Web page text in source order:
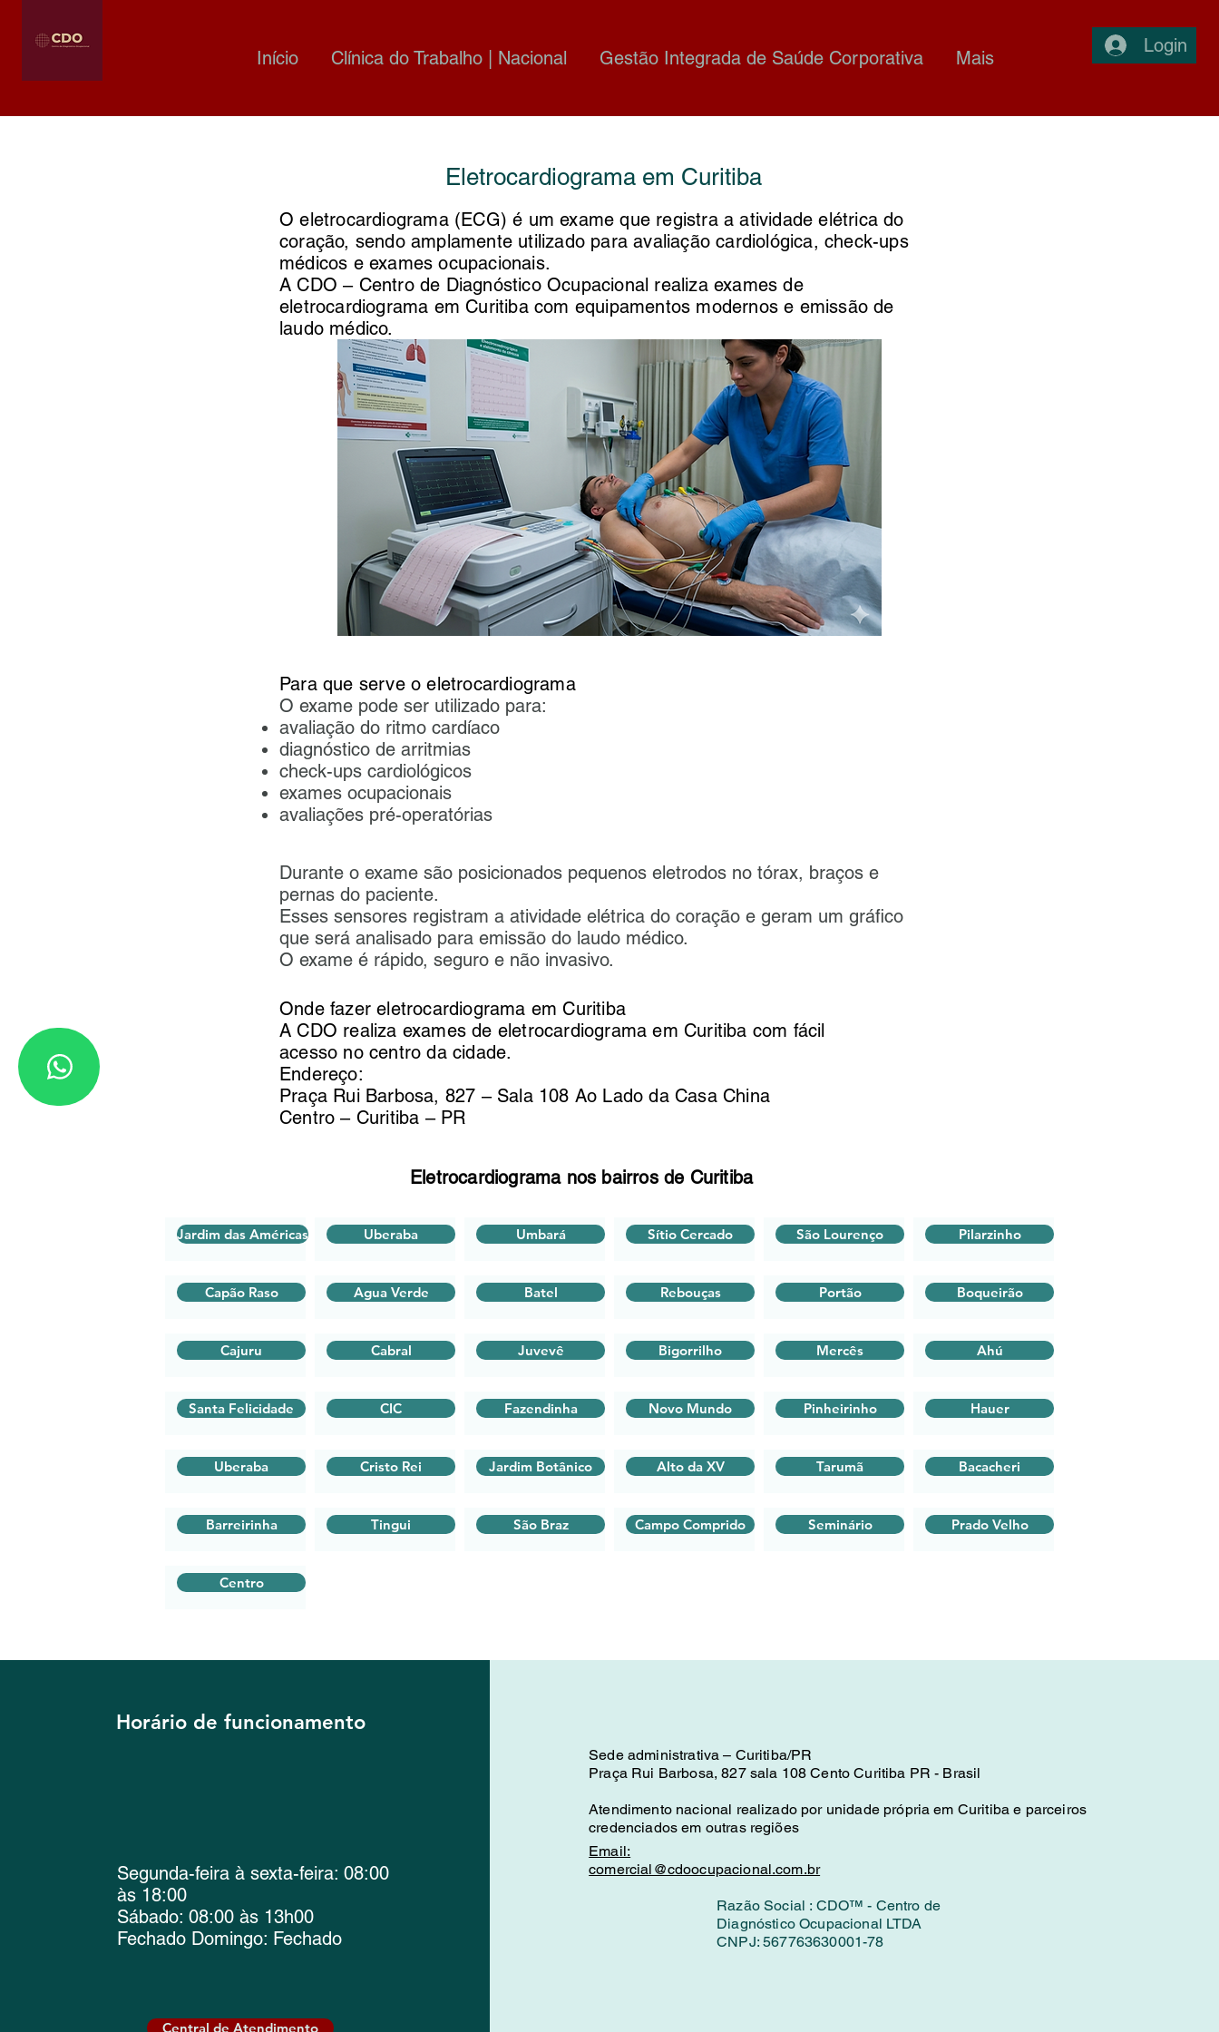
Início Clínica do Trabalho | Nacional Gestão Integrada de Saúde Corporativa Mais
Login
Eletrocardiograma em Curitiba
O eletrocardiograma (ECG) é um exame que registra a atividade elétrica do
coração, sendo amplamente utilizado para avaliação cardiológica, check-ups
médicos e exames ocupacionais.
A CDO – Centro de Diagnóstico Ocupacional realiza exames de
eletrocardiograma em Curitiba com equipamentos modernos e emissão de
laudo médico.
Para que serve o eletrocardiograma
O exame pode ser utilizado para:
avaliação do ritmo cardíaco
diagnóstico de arritmias
check-ups cardiológicos
exames ocupacionais
avaliações pré-operatórias
Durante o exame são posicionados pequenos eletrodos no tórax, braços e
pernas do paciente.
Esses sensores registram a atividade elétrica do coração e geram um gráfico
que será analisado para emissão do laudo médico.
O exame é rápido, seguro e não invasivo.
Onde fazer eletrocardiograma em Curitiba
A CDO realiza exames de eletrocardiograma em Curitiba com fácil
acesso no centro da cidade.
Endereço:
Praça Rui Barbosa, 827 – Sala 108 Ao Lado da Casa China
Centro – Curitiba – PR
Eletrocardiograma nos bairros de Curitiba
Jardim das Américas
Capão Raso
Cajuru
Santa Felicidade
Uberaba
Barreirinha
Centro
Uberaba
Agua Verde
Cabral
CIC
Cristo Rei
Tingui
Umbará
Batel
Juvevê
Fazendinha
Jardim Botânico
São Braz
Sítio Cercado
Rebouças
Bigorrilho
Novo Mundo
Alto da XV
Campo Comprido
São Lourenço
Portão
Mercês
Pinheirinho
Tarumã
Seminário
Pilarzinho
Boqueirão
Ahú
Hauer
Bacacheri
Prado Velho
Horário de funcionamento
Segunda-feira à sexta-feira: 08:00
às 18:00
Sábado: 08:00 às 13h00
Fechado Domingo: Fechado
Central de Atendimento
Sede administrativa – Curitiba/PR
Praça Rui Barbosa, 827 sala 108 Cento Curitiba PR - Brasil
Atendimento nacional realizado por unidade própria em Curitiba e parceiros
credenciados em outras regiões
Email:
comercial@cdoocupacional.com.br
Razão Social : CDO™ - Centro de
Diagnóstico Ocupacional LTDA
CNPJ: 567763630001-78